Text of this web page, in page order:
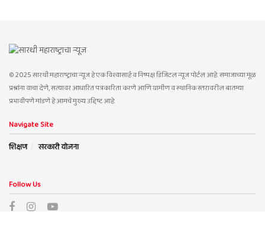
© 2025 सारथी महाराष्ट्राचा न्यूज हे एक विश्वासार्ह व निष्पक्ष डिजिटल न्यूज पोर्टल आहे. समाजाच्या मूळ
प्रश्नांना वाचा देणे, सत्यावर आधारित पत्रकारिता करणे आणि ग्रामीण व स्थानिक स्तरावरील बातम्या
प्रभावीपणे मांडणे हे आमचे मुख्य उद्दिष्ट आहे.
Navigate Site
शिक्षण
सरकारी योजना
Follow Us